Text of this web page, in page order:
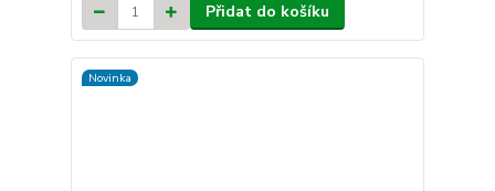
Přidat do košíku
Novinka